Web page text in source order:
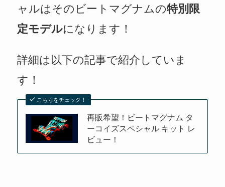
ャルはそのビートマグナムの特別限
定モデルになります！
詳細は以下の記事で紹介していま
す！
こちらをチェック！
再販希望！ビートマグナム タ
ーコイズスペシャル キット レ
ビュー！